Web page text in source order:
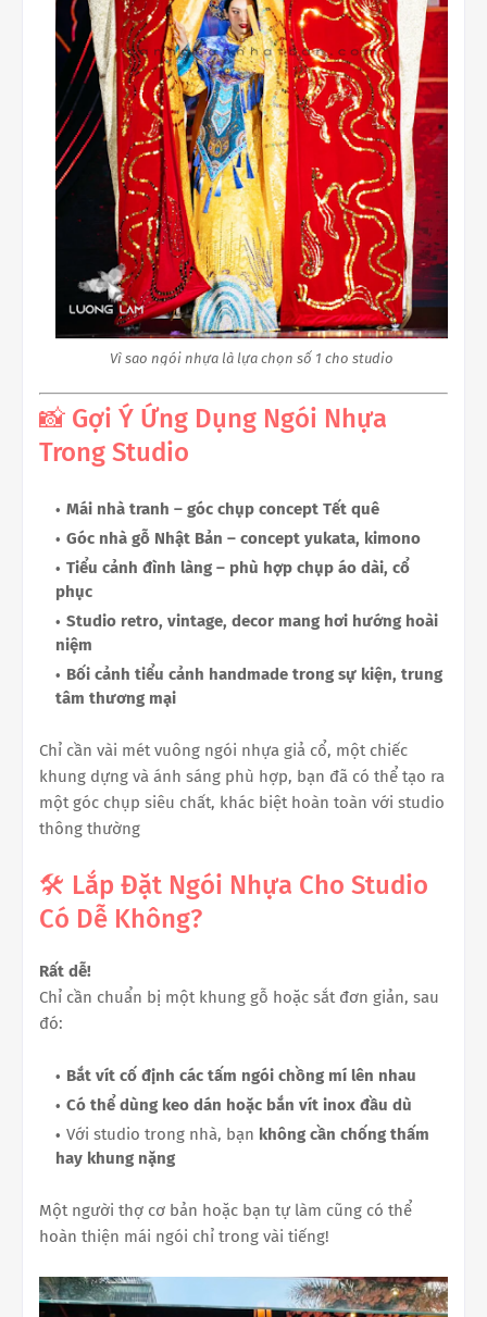
Vì sao ngói nhựa là lựa chọn số 1 cho studio
📸 Gợi Ý Ứng Dụng Ngói Nhựa
Trong Studio
Mái nhà tranh – góc chụp concept Tết quê
Góc nhà gỗ Nhật Bản – concept yukata, kimono
Tiểu cảnh đình làng – phù hợp chụp áo dài, cổ
phục
Studio retro, vintage, decor mang hơi hướng hoài
niệm
Bối cảnh tiểu cảnh handmade trong sự kiện, trung
tâm thương mại
Chỉ cần vài mét vuông ngói nhựa giả cổ, một chiếc
khung dựng và ánh sáng phù hợp, bạn đã có thể tạo ra
một góc chụp siêu chất, khác biệt hoàn toàn với studio
thông thường
🛠 Lắp Đặt Ngói Nhựa Cho Studio
Có Dễ Không?
Rất dễ!
Chỉ cần chuẩn bị một khung gỗ hoặc sắt đơn giản, sau
đó:
Bắt vít cố định các tấm ngói chồng mí lên nhau
Có thể dùng keo dán hoặc bắn vít inox đầu dù
Với studio trong nhà, bạn không cần chống thấm
hay khung nặng
Một người thợ cơ bản hoặc bạn tự làm cũng có thể
hoàn thiện mái ngói chỉ trong vài tiếng!